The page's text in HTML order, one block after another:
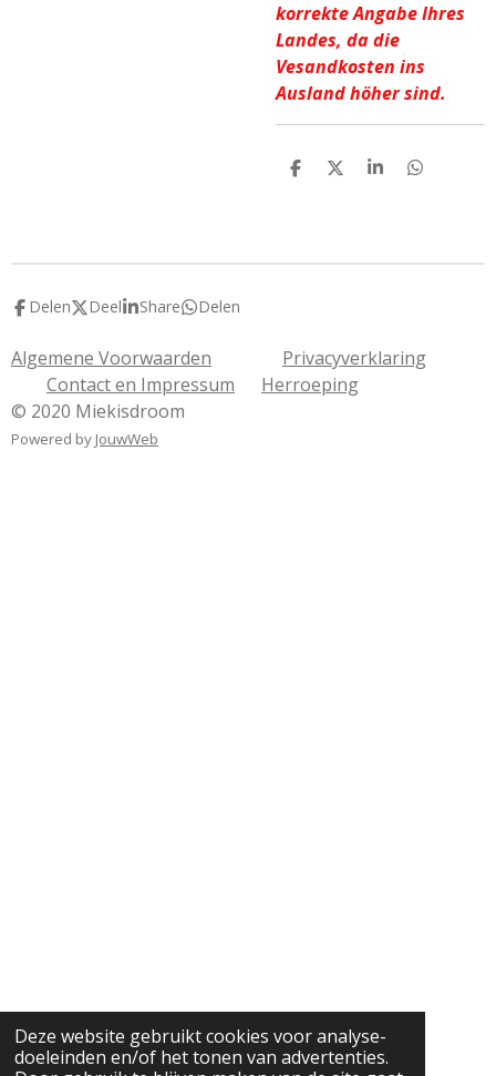
Deze website gebruikt cookies voor analyse-
doeleinden en/of het tonen van advertenties.
korrekte Angabe Ihres
Landes, da die
Vesandkosten ins
Ausland höher sind.
D
D
S
D
Delen Deel Share Delen
Algemene Voorwaarden
Privacyverklaring
Contact en Impressum
Herroeping
© 2020 Miekisdroom
Powered by JouwWeb